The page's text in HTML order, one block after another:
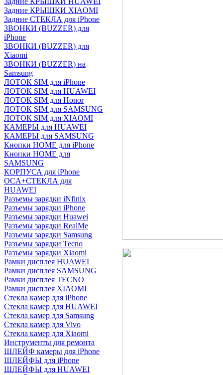
Задние КРЫШКИ XIAOMI
Задние СТЕКЛА для iPhone
ЗВОНКИ (BUZZER) для
iPhone
ЗВОНКИ (BUZZER) для
Xiaomi
ЗВОНКИ (BUZZER) на
Samsung
ЛОТОК SIM для iPhone
ЛОТОК SIM для HUAWEI
ЛОТОК SIM для Honor
ЛОТОК SIM для SAMSUNG
ЛОТОК SIM для XIAOMI
КАМЕРЫ для HUAWEI
КАМЕРЫ для SAMSUNG
Кнопки HOME для iPhone
Кнопки HOME для
SAMSUNG
КОРПУСА для iPhone
OCA+СТЕКЛА для
HUAWEI
Разъемы зарядки iNfinix
Разъемы зарядки iPhone
Разъемы зарядки Huawei
Разъемы зарядки RealMe
Разъемы зарядки Samsung
Разъемы зарядки Tecno
Разъемы зарядки Xiaomi
Рамки дисплея HUAWEI
Рамки дисплея SAMSUNG
Рамки дисплея TECNO
Рамки дисплея XIAOMI
Стекла камер для iPhone
Стекла камер для HUAWEI
Стекла камер для Samsung
Стекла камер для Vivo
Стекла камер для Xiaomi
Инструменты для ремонта
ШЛЕЙФ камеры для iPhone
ШЛЕЙФЫ для iPhone
ШЛЕЙФЫ для HUAWEI